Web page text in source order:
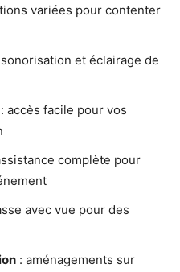
variées pour contenter
et éclairage de
: accès facile pour vos
complète pour
avec vue pour des
: aménagements sur